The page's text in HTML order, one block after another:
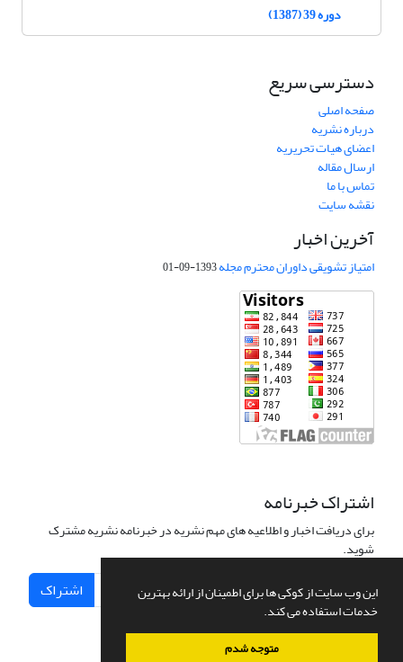
این وب سایت از کوکی ها برای اطمینان از ارائه بهترین
خدمات استفاده می کند.
متوجه شدم
دوره 39 (1387)
دسترسی سریع
صفحه اصلی
درباره نشریه
اعضای هیات تحریریه
ارسال مقاله
تماس با ما
نقشه سایت
آخرین اخبار
امتیاز تشویقی داوران محترم مجله1393-09-01
اشتراک خبرنامه
برای دریافت اخبار و اطلاعیه های مهم نشریه در خبرنامه نشریه مشترک
شوید.
اشتراک